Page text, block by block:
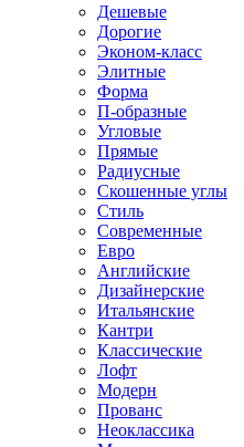
Дешевые
Дорогие
Эконом-класс
Элитные
Форма
П-образные
Угловые
Прямые
Радиусные
Скошенные углы
Стиль
Современные
Евро
Английские
Дизайнерские
Итальянские
Кантри
Классические
Лофт
Модерн
Прованс
Неоклассика